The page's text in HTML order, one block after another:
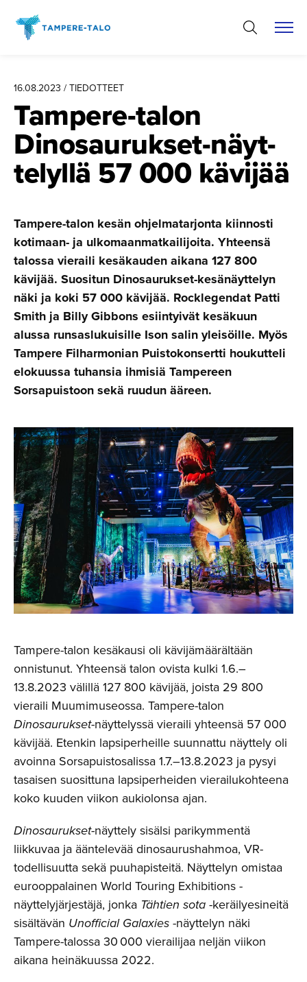
sisältöön
16.08.2023 / TIEDOTTEET
Tampere-talon
Dinosauruk­set-näyt­
te­lyllä 57 000 kävijää
Tampere-talon kesän ohjelmatarjonta kiinnosti
kotimaan- ja ulkomaanmatkailijoita. Yhteensä
talossa vieraili kesäkauden aikana 127 800
kävijää. Suositun Dinosaurukset-kesänäyttelyn
näki ja koki 57 000 kävijää. Rocklegendat Patti
Smith ja Billy Gibbons esiintyivät kesäkuun
alussa runsaslukuisille Ison salin yleisöille. Myös
Tampere Filharmonian Puistokonsertti houkutteli
elokuussa tuhansia ihmisiä Tampereen
Sorsapuistoon sekä ruudun ääreen.
Tampere-talon kesäkausi oli kävijämäärältään
onnistunut. Yhteensä talon ovista kulki 1.6.–
13.8.2023 välillä 127 800 kävijää, joista 29 800
vieraili Muumimuseossa. Tampere-talon
Dinosaurukset-näyttelyssä vieraili yhteensä 57 000
kävijää. Etenkin lapsiperheille suunnattu näyttely oli
avoinna Sorsapuistosalissa 1.7.–13.8.2023 ja pysyi
tasaisen suosittuna lapsiperheiden vierailukohteena
koko kuuden viikon aukiolonsa ajan.
Dinosaurukset-näyttely sisälsi parikymmentä
liikkuvaa ja ääntelevää dinosaurushahmoa, VR-
todellisuutta sekä puuhapisteitä. Näyttelyn omistaa
eurooppalainen World Touring Exhibitions -
näyttelyjärjestäjä, jonka Tähtien sota-keräilyesineitä
sisältävän Unofficial Galaxies-näyttelyn näki
Tampere-talossa 30 000 vierailijaa neljän viikon
aikana heinäkuussa 2022.